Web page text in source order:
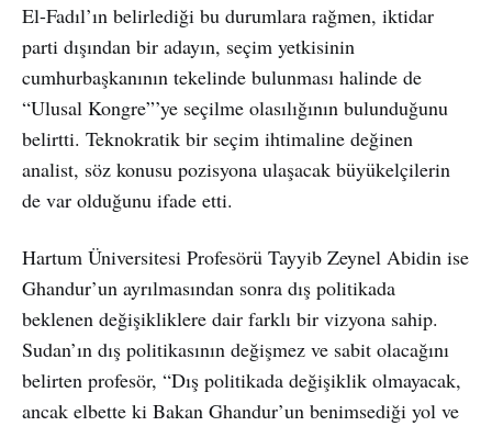
El-Fadıl’ın belirlediği bu durumlara rağmen, iktidar
parti dışından bir adayın, seçim yetkisinin
cumhurbaşkanının tekelinde bulunması halinde de
“Ulusal Kongre”’ye seçilme olasılığının bulunduğunu
belirtti. Teknokratik bir seçim ihtimaline değinen
analist, söz konusu pozisyona ulaşacak büyükelçilerin
de var olduğunu ifade etti.
Hartum Üniversitesi Profesörü Tayyib Zeynel Abidin ise
Ghandur’un ayrılmasından sonra dış politikada
beklenen değişikliklere dair farklı bir vizyona sahip.
Sudan’ın dış politikasının değişmez ve sabit olacağını
belirten profesör, “Dış politikada değişiklik olmayacak,
ancak elbette ki Bakan Ghandur’un benimsediği yol ve